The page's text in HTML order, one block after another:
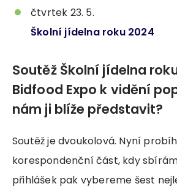
čtvrtek 23. 5.
Školní jídelna roku 2024
Soutěž Školní jídelna
Bidfood Expo k vidění
nám ji blíže představit?
Soutěž je dvoukolová. Nyní
korespondenční část, kdy
přihlášek pak vybereme šest